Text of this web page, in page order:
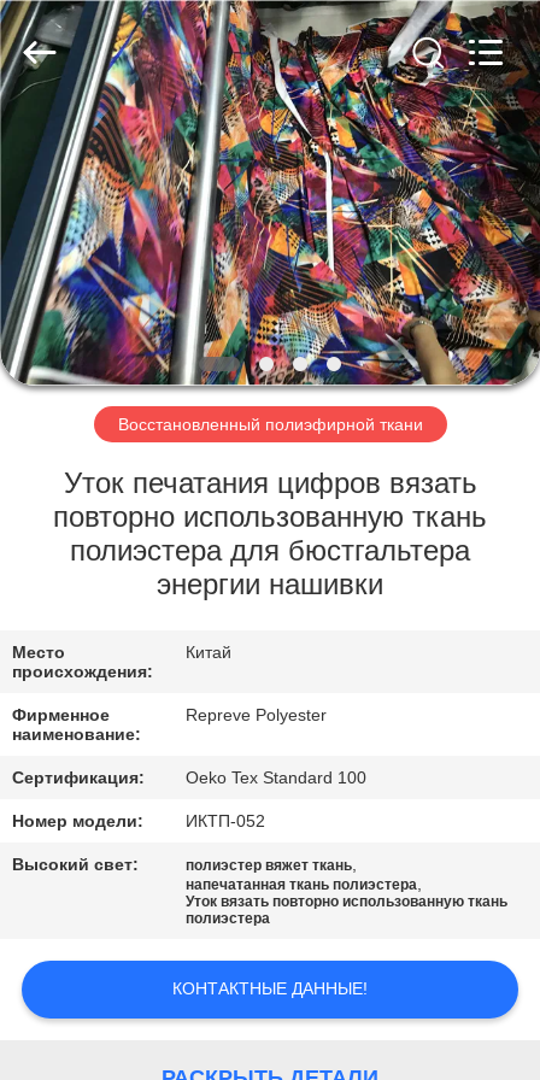
ДОМ
ПРОДУКТЫ
VR
-
ШОУ
НАС
ПУТЕШЕСТВИЕ
ФАБРИКИ
ПРОВЕРКА
КАЧЕСТВА
СВЯЖИТЕСЬ
МЫ
СЛУЧАИ
2026
SEVNNA
TEXTILE.
All
Rights
Reserved.
Восстановленный полиэфирной ткани
Уток печатания цифров вязать
повторно использованную ткань
полиэстера для бюстгальтера
энергии нашивки
Место
происхождения:
Китай
Фирменное
наименование:
Repreve Polyester
Сертификация: Oeko Tex Standard 100
Номер модели: ИКТП-052
Высокий свет: полиэстер вяжет ткань,
напечатанная ткань полиэстера,
Уток вязать повторно использованную ткань
полиэстера
КОНТАКТНЫЕ ДАННЫЕ!